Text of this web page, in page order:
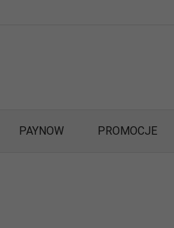
PAYNOW PROMOCJE